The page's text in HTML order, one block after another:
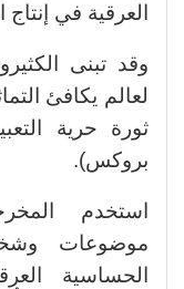
العرقية في إنتاج
وقد تبنى
لعالم يكافئ
ثورة حرية
بروكس).
استخدم
موضوعات
الحساسية